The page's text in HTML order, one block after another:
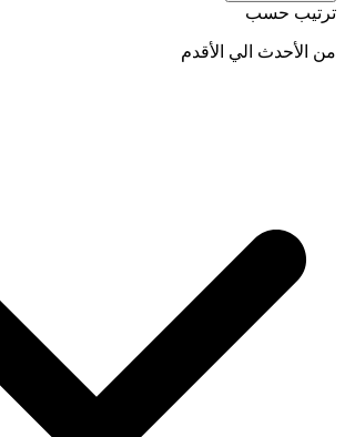
ترتيب حسب
من الأحدث الي الأقدم